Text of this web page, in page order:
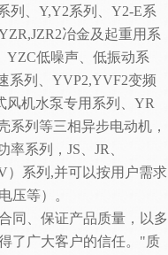
列、Y,Y2系列、Y2-E系
冶金及起重用系
YZC低噪声、低振动系
系列、YVP2,YVF2变频
风机水泵专用系列、YR
系列等三相异步电动机，
系列，JS、JR、
系列,并可以按用户需求
压等）。
、保证产品质量，以多
了广大客户的信任。 "质